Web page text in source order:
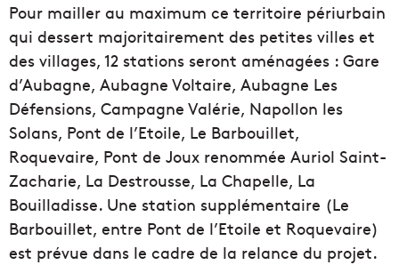
Pour mailler au maximum ce territoire périurbain
qui dessert majoritairement des petites villes et
des villages, 12 stations seront aménagées : Gare
d’Aubagne, Aubagne Voltaire, Aubagne Les
Défensions, Campagne Valérie, Napollon les
Solans, Pont de l’Etoile, Le Barbouillet,
Roquevaire, Pont de Joux renommée Auriol Saint-
Zacharie, La Destrousse, La Chapelle, La
Bouilladisse. Une station supplémentaire (Le
Barbouillet, entre Pont de l’Etoile et Roquevaire)
est prévue dans le cadre de la relance du projet.